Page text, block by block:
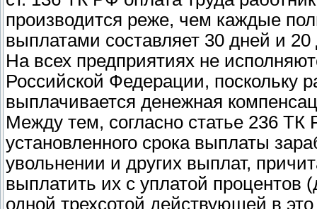
производится реже, чем каждые
выплатами составляет 30 дней и 20
На всех предприятиях не
Российской Федерации, поскольку
выплачивается денежная
Между тем, согласно статье 236
установленного срока выплаты
увольнении и других выплат,
выплатить их с уплатой
одной трехсотой действующей в